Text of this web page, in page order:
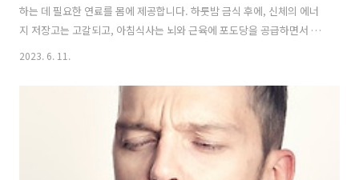
하는 데 필요한 연료를 몸에 제공합니다. 하룻밤 금식 후에, 신체의 에너
지 저장고는 고갈되고, 아침식사는 뇌와 근육에 포도당을 공급하면서 그
것들을 보충합니다. 이것은 신진대사를 증진시키고 하루 종일 신체적, 정
인지 기능, 기억력, 집중력, 주의력 범위에 긍정적인 영향을 미칩니다. 그
것은 뇌가 최적으로 기능하기 위해 필요한 영양소를 받도록 보장하여 집
중력, 주의력, 그리고 생산성을 향상합니다. 영양소 섭취 : 균형이 잘 잡
힌 아침식사는 일일 영양소 요구량을 충족시키는 데 크게 기여할 수 있습
니다. 그것은 필수 비타민, 미네랄, 섬유질 그리고 전반적인 건강에 중요
2023. 6. 11.